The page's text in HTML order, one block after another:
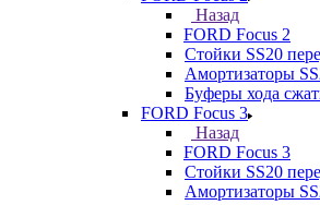
Назад
FORD Focus 2
Стойки SS20
Амортизаторы
Буферы хода
FORD Focus 3
Назад
FORD Focus 3
Стойки SS20
Амортизаторы